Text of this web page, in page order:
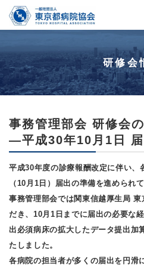
事
務
管
部
会
研
修
会
お
知
ら
せ
研修会
事務管理部会 研修会
―平成30年10月1日
平成30年度の診療報酬改定に伴い、
（10月1日）届出の準備を進められ
事務管理部会では関東信越厚生局
だき、10月1日までに届出の必要な
出必須病床の拡大したデータ提出加
たしました。
各病院の担当者が多くの届出を円滑